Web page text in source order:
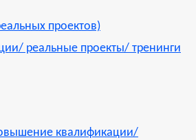
проектов)
реальные проекты/ тренинги
квалификации/